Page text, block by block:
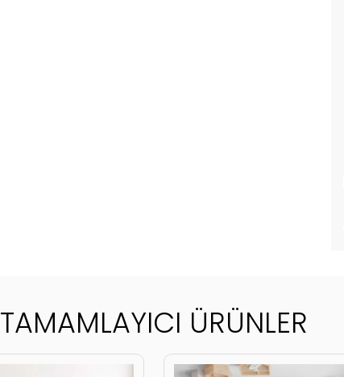
TAMAMLAYICI ÜRÜNLER